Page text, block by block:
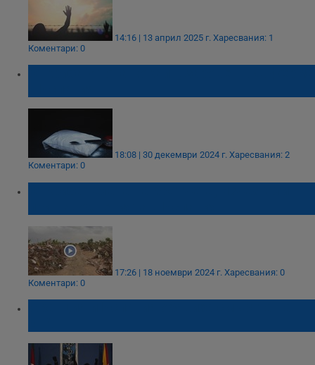
14:16 | 13 април 2025 г. Харесвания: 1
Коментари: 0
18:08 | 30 декември 2024 г. Харесвания: 2
Коментари: 0
17:26 | 18 ноември 2024 г. Харесвания: 0
Коментари: 0